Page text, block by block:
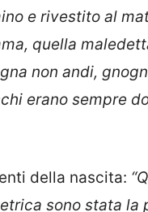
e rivestito al
quella
non andi,
erano sempre
della nascita:
sono stata